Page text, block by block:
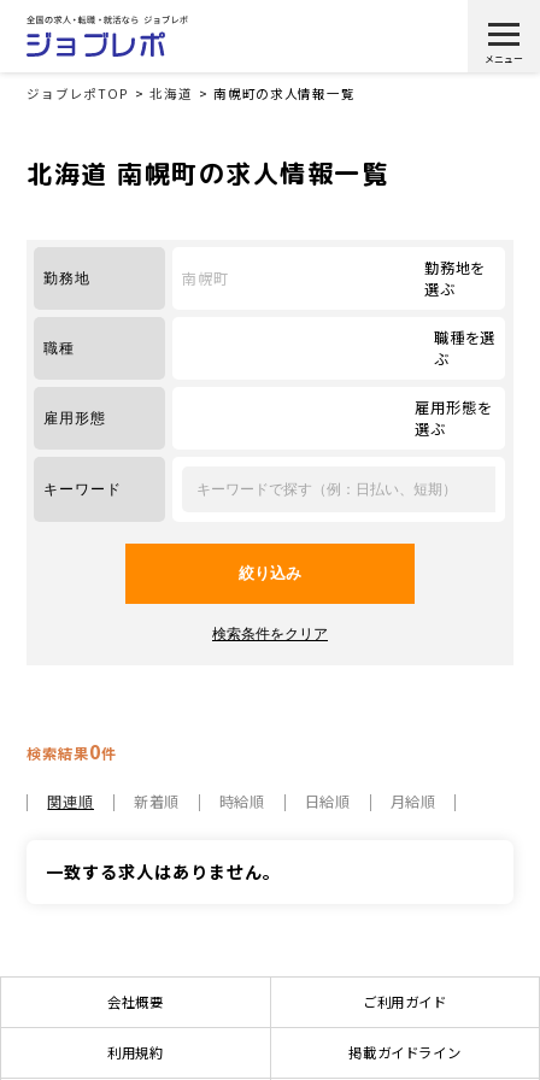
ジョブレポTOP 北海道 南幌町の求人情報一覧
北海道 南幌町の求人情報一覧
勤務地 南幌町
勤務地を
選ぶ
職種
職種を選
ぶ
雇用形態
雇用形態を
選ぶ
キーワード
検索結果0件
関連順 新着順 時給順 日給順 月給順
一致する求人はありません。
会社概要 ご利用ガイド
利用規約 掲載ガイドライン